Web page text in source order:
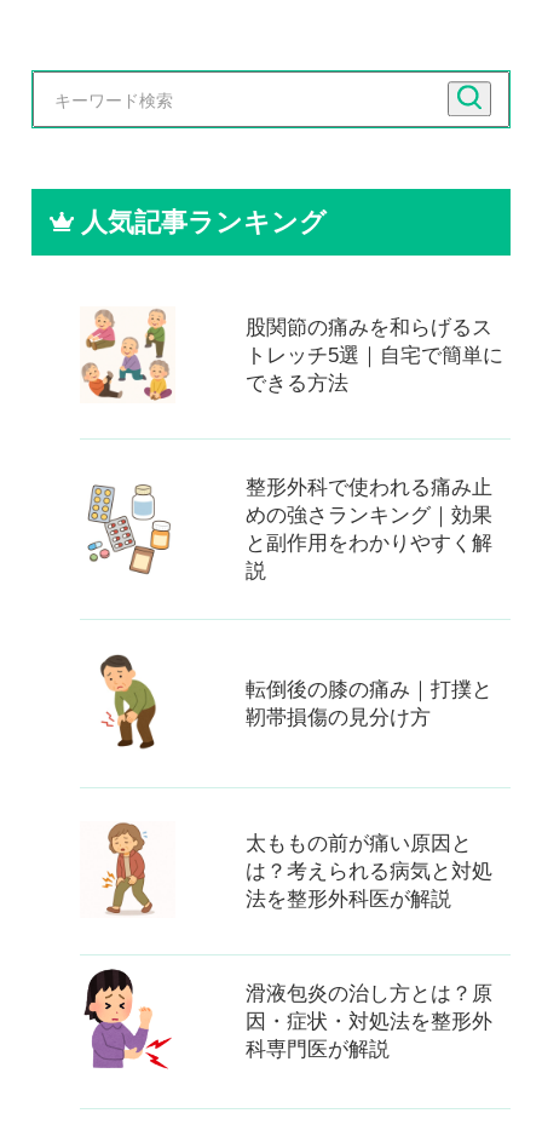
人気記事ランキング
股関節の痛みを和らげるス
トレッチ5選｜自宅で簡単に
できる方法
整形外科で使われる痛み止
めの強さランキング｜効果
と副作用をわかりやすく解
説
転倒後の膝の痛み｜打撲と
靭帯損傷の見分け方
太ももの前が痛い原因と
は？考えられる病気と対処
法を整形外科医が解説
滑液包炎の治し方とは？原
因・症状・対処法を整形外
科専門医が解説